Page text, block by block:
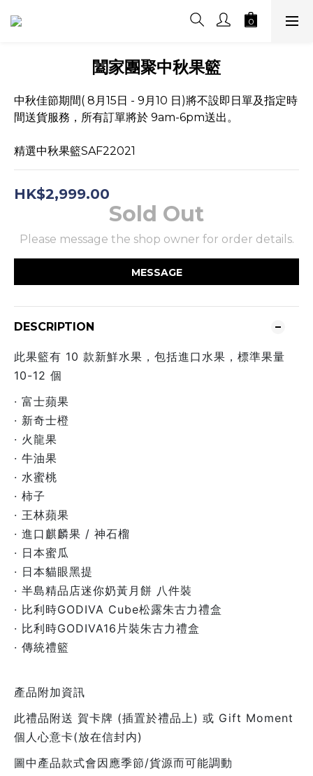
闔家團聚中秋果籃
中秋佳節期間( 8月15日 - 9月10 日)將不設即日單及指定時
間送貨服務，所有訂單將於 9am-6pm送出。
精選中秋果籃SAF22021
HK$2,999.00
Sold Out
Please message the shop owner for order details.
MESSAGE
DESCRIPTION
此果籃有 10 款新鮮水果，包括進口水果，標準果量
10-12 個
· 富士蘋果
· 新奇士橙
· 火龍果
· 牛油果
· 水蜜桃
· 柿子
· 王林蘋果
· 進口麒麟果 / 神石榴
· 日本蜜瓜
· 日本貓眼黑提
· 半島精品店迷你奶黃月餅 八件裝
· 比利時GODIVA Cube松露朱古力禮盒
· 比利時GODIVA16片裝朱古力禮盒
· 傳統禮籃
​​​​​產品附加資訊
此禮品附送 賀卡牌 (插置於禮品上) 或 Gift Moment
個人心意卡(放在信封内)
圖中產品款式會因應季節/貨源而可能調動